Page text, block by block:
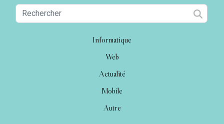
Informatique
Web
Actualité
Mobile
Autre